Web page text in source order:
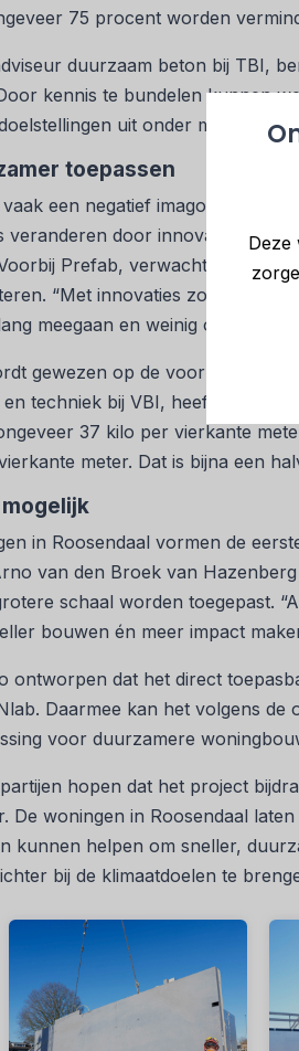
Deze
75 procent worden
duurzaam beton bij TBI,
kennis te bundelen kunnen
uit onder meer het
toepassen
een negatief imago heeft
veranderen door innovaties in
Prefab, verwacht dat
“Met innovaties zoals
meegaan en weinig onderhoud
gewezen op de vooruitgang.
techniek bij VBI, heeft een
37 kilo per vierkante
meter. Dat is bijna een
in Roosendaal vormen de
van den Broek van
schaal worden toegepast.
bouwen én meer impact
ontworpen dat het direct
Daarmee kan het volgens de
voor duurzamere
hopen dat het project
De woningen in Roosendaal
kunnen helpen om sneller,
bij de klimaatdoelen te